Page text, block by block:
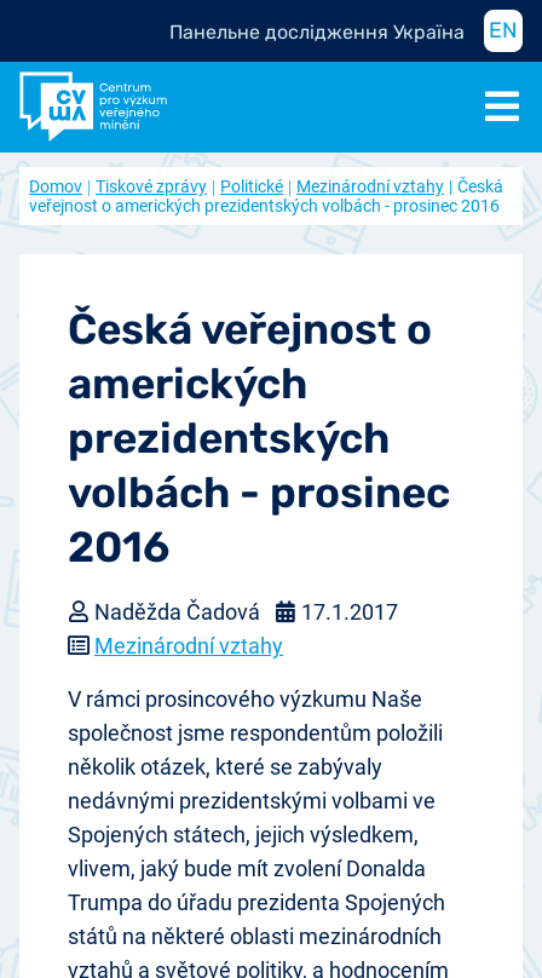
Панельне дослідження Україна EN
Domov Tiskové zprávy Politické Mezinárodní vztahy
Česká
veřejnost o amerických prezidentských volbách - prosinec 2016
Česká veřejnost o
amerických
prezidentských
volbách - prosinec
2016
Naděžda Čadová
17.1.2017
Mezinárodní vztahy
V rámci prosincového výzkumu Naše
společnost jsme respondentům položili
několik otázek, které se zabývaly
nedávnými prezidentskými volbami ve
Spojených státech, jejich výsledkem,
vlivem, jaký bude mít zvolení Donalda
Trumpa do úřadu prezidenta Spojených
států na některé oblasti mezinárodních
vztahů a světové politiky, a hodnocením